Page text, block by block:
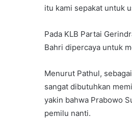
itu kami sepakat untuk
Pada KLB Partai
Bahri dipercaya untuk
Menurut Pathul,
sangat dibutuhkan
yakin bahwa Prabowo
pemilu nanti.